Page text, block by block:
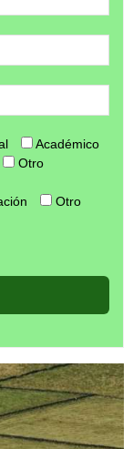
Académico
Otro
Otro